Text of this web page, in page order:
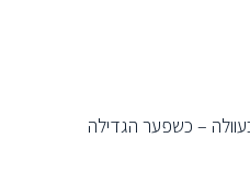
– כשפער הגדילה